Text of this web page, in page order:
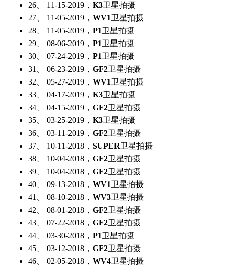
26、 11-15-2019， K3卫星拍摄
27、 11-05-2019， WV1卫星拍摄
28、 11-05-2019， P1卫星拍摄
29、 08-06-2019， P1卫星拍摄
30、 07-24-2019， P1卫星拍摄
31、 06-23-2019， GF2卫星拍摄
32、 05-27-2019， WV1卫星拍摄
33、 04-17-2019， K3卫星拍摄
34、 04-15-2019， GF2卫星拍摄
35、 03-25-2019， K3卫星拍摄
36、 03-11-2019， GF2卫星拍摄
37、 10-11-2018， SUPER卫星拍摄
38、 10-04-2018， GF2卫星拍摄
39、 10-04-2018， GF2卫星拍摄
40、 09-13-2018， WV1卫星拍摄
41、 08-10-2018， WV3卫星拍摄
42、 08-01-2018， GF2卫星拍摄
43、 07-22-2018， GF2卫星拍摄
44、 03-30-2018， P1卫星拍摄
45、 03-12-2018， GF2卫星拍摄
46、 02-05-2018， WV4卫星拍摄